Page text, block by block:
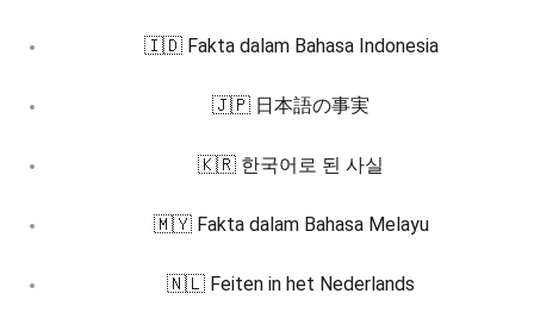
🇮🇩 Fakta dalam Bahasa Indonesia
🇯🇵 日本語の事実
🇰🇷 한국어로 된 사실
🇲🇾 Fakta dalam Bahasa Melayu
🇳🇱 Feiten in het Nederlands